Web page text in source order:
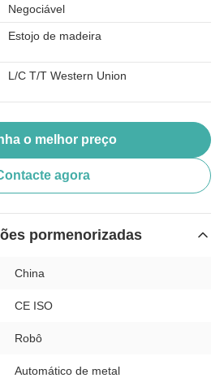
Negociável
Estojo de madeira
L/C T/T Western Union
o melhor preço
agora
pormenorizadas
China
CE ISO
Robô
Automático de metal